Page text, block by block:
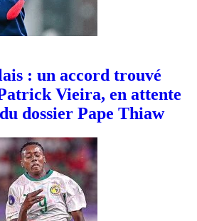
: un accord trouvé
Vieira, en attente
dossier Pape Thiaw